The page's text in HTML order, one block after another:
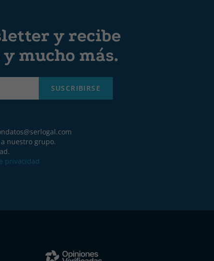
y recibe
mucho más.
SUSCRIBIRSE
nuestro grupo.
privacidad